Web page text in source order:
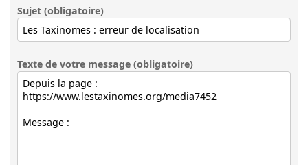
Sujet (obligatoire)
Texte de votre message (obligatoire)